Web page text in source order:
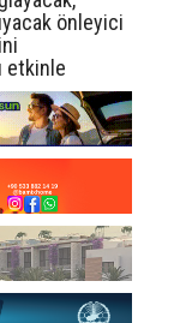
önleyici
etkinle